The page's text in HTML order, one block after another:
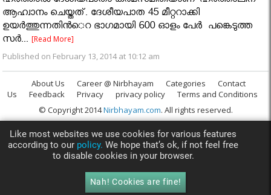
ആഹ്വാനം ചെയ്തത്. ദേശീയപാത 45 മീറ്ററാക്കി
ഉയര്‍ത്തുന്നതിന്‍െറ ഭാഗമായി 600 ഓളം പേർ പങ്കെടുത്ത
സര്‍...[Read More]
Published on February 13, 2014 at 10:12 am
About Us Career @ Nirbhayam Categories
Contact
Us
Feedback Privacy privacy policy
Terms and Conditions
© Copyright 2014Nirbhayam.com. All rights reserved.
Like most websites we use cookies for various features
according to our policy. We hope that’s ok, if not feel free
to disable cookies in your browser.
Nah! Cookies are fine!